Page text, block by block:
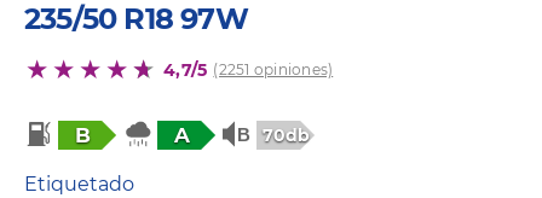
235/50 R18 97W
4,7/5 (2251 opiniones)
B A 70db
Etiquetado